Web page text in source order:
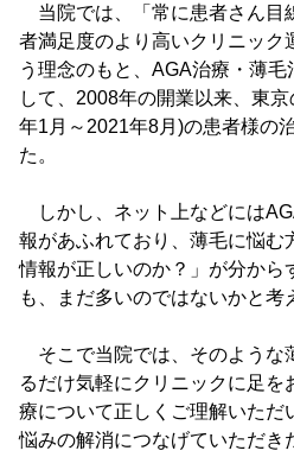
当院では、「常に患者さん目
者満足度のより高いクリニック
う理念のもと、AGA治療・薄
して、2008年の開業以来、東
年1月～2021年8月)の患者様の
た。
しかし、ネット上などには
報があふれており、薄毛に悩む
情報が正しいのか？」が分から
も、まだ多いのではないかと考
そこで当院では、そのような
るだけ気軽にクリニックに足を
療について正しくご理解いただ
悩みの解消につなげていただき